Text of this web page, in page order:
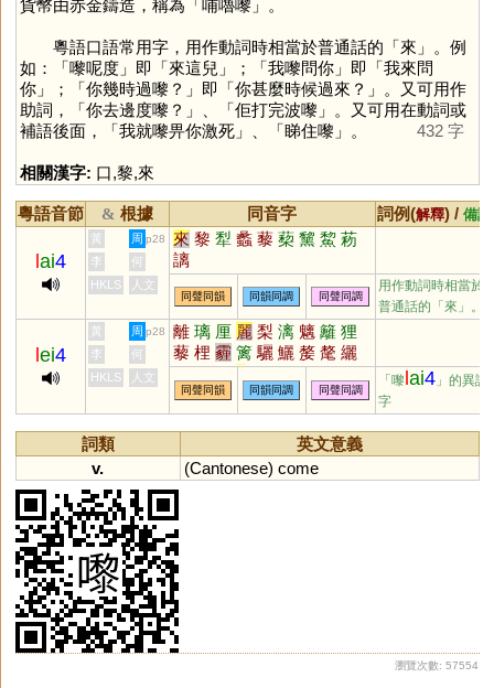
貨幣由赤金鑄造，稱為「哺嚕嚟」。
粵語口語常用字，用作動詞時相當於普通話的「來 」。例
如：「嚟呢度」即「來這兒」；「我嚟問你」即「我來問
你」；「你幾時過嚟？」即「你甚麼時候過來？」。又可用作
助詞，「你去邊度嚟？」、「佢打完波嚟」。又可用在動詞或
補語後面，「我就嚟畀你激死」、「睇住嚟」。
432 字
相關漢字: 口,黎,來
粵語音節 & 根據 同音字 詞例(解釋) / 備註
ai4
黃 周 p28 來 黎 犁 蠡 藜 蔾 黧 鯬 菞
謧
李
何
HKLS
人文
同聲同韻 同韻同調 同聲同調
用作動詞時相當於
普通話的「來」。
ei4
黃 周 p28 離 璃 厘 麗 梨 漓 魑 籬 狸
藜 梩 霾 篱 驪 鱺 嫠 氂 纚
孋 灕 筣 蘺 杝 犛 貍 琍 离
孷 樆 釐 斄 謧 鑗 蠫
李
何
HKLS
人文
同聲同韻 同韻同調 同聲同調
「嚟 lai4 」的異讀
字
詞類
英文意義
v.
(Cantonese) come
瀏覽次數: 57554